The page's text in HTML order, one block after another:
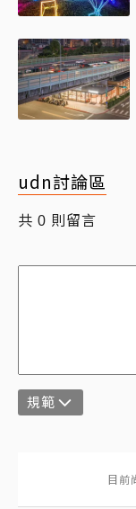
udn討論區
共 0 則留言
規範